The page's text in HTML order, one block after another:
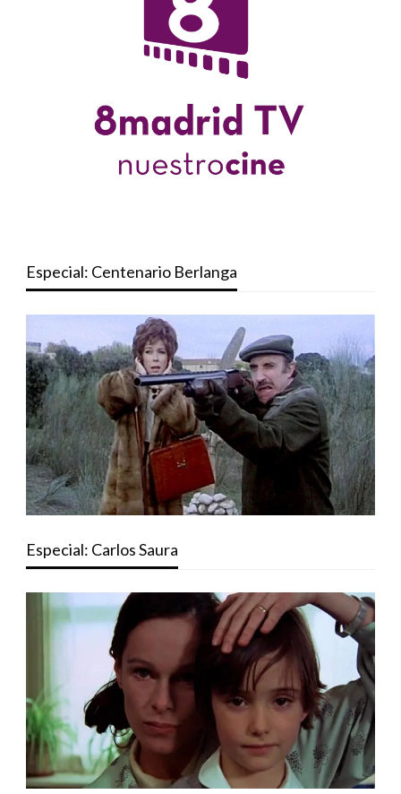
Especial: Centenario Berlanga
Especial: Carlos Saura